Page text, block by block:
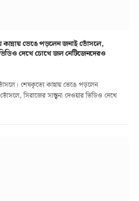
ভেঙে পড়লেন জনাই ভোঁসলে,
ভিডিও দেখে চোখে জল নেটিজেনদেরও
শেষকৃত্যে কান্নায় ভেঙে পড়লেন
সিরাজের সান্ত্বনা দেওয়ার ভিডিও দেখে